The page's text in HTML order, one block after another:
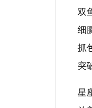
双
细
抓
突
星